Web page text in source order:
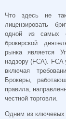
Что здесь не
лицензировать
одной из самых
брокерской
рынка является
надзору (FCA). FCA
включая
Брокеры,
правила,
честной торговли.
Одним из ключевых